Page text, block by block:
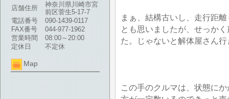
店舗住所
神奈川県川崎市宮
前区菅生5-17-7
電話番号
090-1439-0117
FAX番号
044-977-1962
営業時間
08:00～20:00
定休日
不定休
Map
まぁ、結構古いし、走行距
とも思いましたが、せっか
た。じゃないと解体屋さん
この手のクルマは、状態に